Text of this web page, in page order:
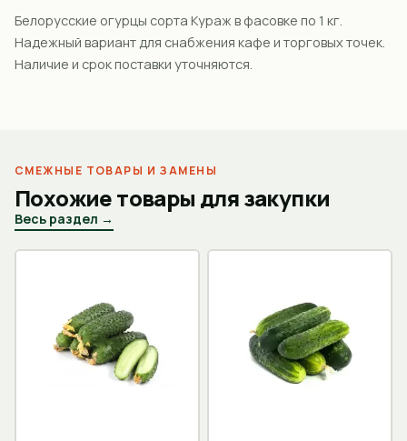
Белорусские огурцы сорта Кураж в фасовке по 1 кг.
Надежный вариант для снабжения кафе и торговых точек.
Наличие и срок поставки уточняются.
СМЕЖНЫЕ ТОВАРЫ И ЗАМЕНЫ
Похожие товары для закупки
Весь раздел →